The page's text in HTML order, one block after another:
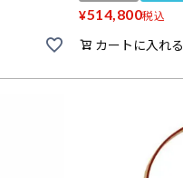
¥514,800税込
カートに入れる